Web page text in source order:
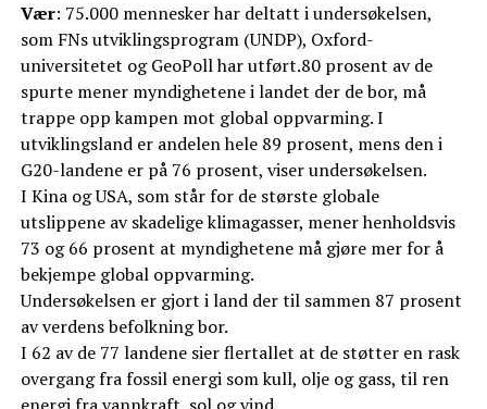
Vær: 75.000 mennesker har deltatt i undersøkelsen,
som FNs utviklingsprogram (UNDP), Oxford-
universitetet og GeoPoll har utført.80 prosent av de
spurte mener myndighetene i landet der de bor, må
trappe opp kampen mot global oppvarming. I
utviklingsland er andelen hele 89 prosent, mens den i
G20-landene er på 76 prosent, viser undersøkelsen.
I Kina og USA, som står for de største globale
utslippene av skadelige klimagasser, mener henholdsvis
73 og 66 prosent at myndighetene må gjøre mer for å
bekjempe global oppvarming.
Undersøkelsen er gjort i land der til sammen 87 prosent
av verdens befolkning bor.
I 62 av de 77 landene sier flertallet at de støtter en rask
overgang fra fossil energi som kull, olje og gass, til ren